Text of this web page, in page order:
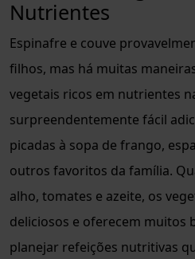
Nutrientes
Espinafre e couve
filhos, mas há muitas
vegetais ricos em nutrientes
surpreendentemente fácil
picadas à sopa de frango,
outros favoritos da família.
alho, tomates e azeite, os
deliciosos e oferecem muitos
planejar refeições nutritivas